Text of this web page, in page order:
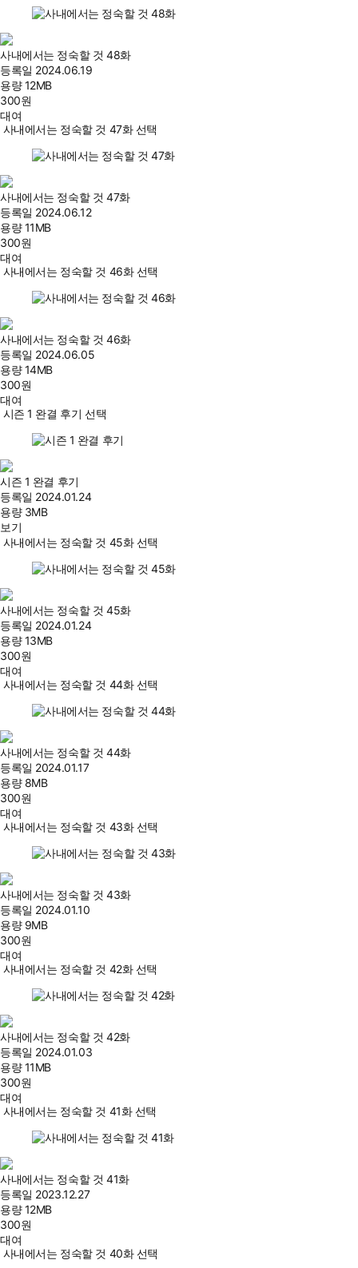
사내에서는 정숙할 것 48화
등록일 2024.06.19
용량12MB
300원
대여
사내에서는 정숙할 것 47화 선택
사내에서는 정숙할 것 47화
등록일 2024.06.12
용량11MB
300원
대여
사내에서는 정숙할 것 46화 선택
사내에서는 정숙할 것 46화
등록일 2024.06.05
용량14MB
300원
대여
시즌 1 완결 후기 선택
시즌 1 완결 후기
등록일 2024.01.24
용량 3MB
보기
사내에서는 정숙할 것 45화 선택
사내에서는 정숙할 것 45화
등록일 2024.01.24
용량13MB
300원
대여
사내에서는 정숙할 것 44화 선택
사내에서는 정숙할 것 44화
등록일 2024.01.17
용량 8MB
300원
대여
사내에서는 정숙할 것 43화 선택
사내에서는 정숙할 것 43화
등록일 2024.01.10
용량 9MB
300원
대여
사내에서는 정숙할 것 42화 선택
사내에서는 정숙할 것 42화
등록일 2024.01.03
용량11MB
300원
대여
사내에서는 정숙할 것 41화 선택
사내에서는 정숙할 것 41화
등록일 2023.12.27
용량12MB
300원
대여
사내에서는 정숙할 것 40화 선택